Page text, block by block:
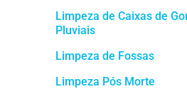
Limpeza de Caixas de
Pluviais
Limpeza de Fossas
Limpeza Pós Morte